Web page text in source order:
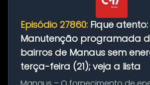
Episódio 27860: Fique atento:
Manutenção programada
bairros de Manaus sem
terça-feira (21); veja a lista